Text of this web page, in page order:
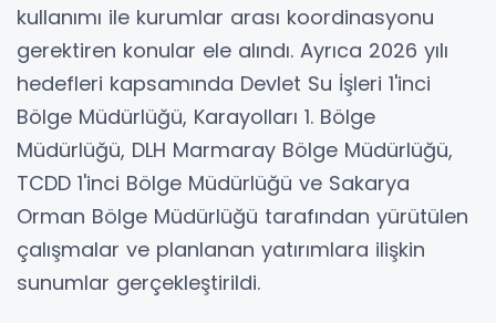
kullanımı ile kurumlar arası koordinasyonu
gerektiren konular ele alındı. Ayrıca 2026 yılı
hedefleri kapsamında Devlet Su İşleri 1'inci
Bölge Müdürlüğü, Karayolları 1. Bölge
Müdürlüğü, DLH Marmaray Bölge Müdürlüğü,
TCDD 1'inci Bölge Müdürlüğü ve Sakarya
Orman Bölge Müdürlüğü tarafından yürütülen
çalışmalar ve planlanan yatırımlara ilişkin
sunumlar gerçekleştirildi.